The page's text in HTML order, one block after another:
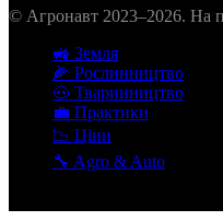
© Агронавт 2023–2026. На
🚜 Земля
🌽 Рослинництво
🐽 Тваринництво
💼 Практики
📉 Ціни
🔧 Agro & Auto